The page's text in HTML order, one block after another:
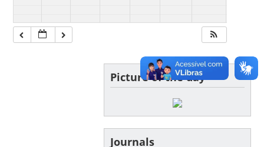
Picture of the day
Journals